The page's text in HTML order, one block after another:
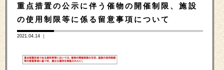
重点措置の公示に伴う催物の開催制限、施設
の使用制限等に係る留意事項について
2021.04.14 ｜